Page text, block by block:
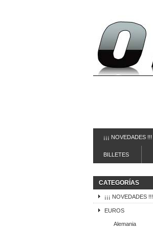
¡¡¡ NOVEDADES !!!
BILLETES
CATEGORÍAS
¡¡¡ NOVEDADES !!!
EUROS
Alemania